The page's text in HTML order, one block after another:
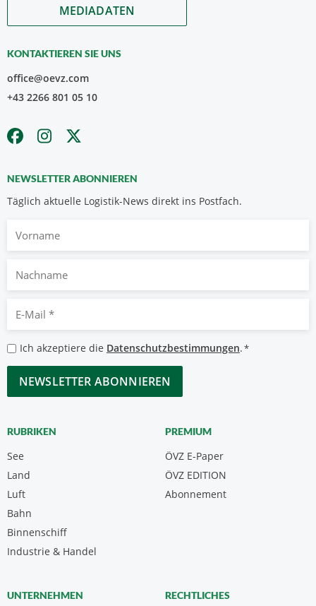
MEDIADATEN
KONTAKTIEREN SIE UNS
office@oevz.com
+43 2266 801 05 10
NEWSLETTER ABONNIEREN
Täglich aktuelle Logistik-News direkt ins Postfach.
Vorname
Nachname
Mail
*
Datenschutzbestimmungen
*
Ich akzeptiere die Datenschutzbestimmungen.*
CAPTCHA
RUBRIKEN
See
Land
Luft
Bahn
Binnenschiff
Industrie & Handel
PREMIUM
ÖVZ E-Paper
Abonnement
ÖVZ EDITION
UNTERNEHMEN RECHTLICHES